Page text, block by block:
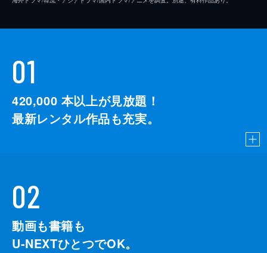
01
420,000 本以上が見放題！
最新レンタル作品も充実。
02
動画も書籍も
U-NEXTひとつでOK。